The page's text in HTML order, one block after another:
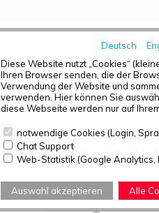
Deutsch
Diese Website nutzt „Cookies“
Ihren Browser senden, die der
Verwendung der Website und
verwenden. Hier können Sie
diese Webseite werden nur auf
notwendige Cookies (Login,
Chat Support
Web-Statistik (Google Analytics,
Auswahl akzeptieren Alle
Artikel gefunden: 8